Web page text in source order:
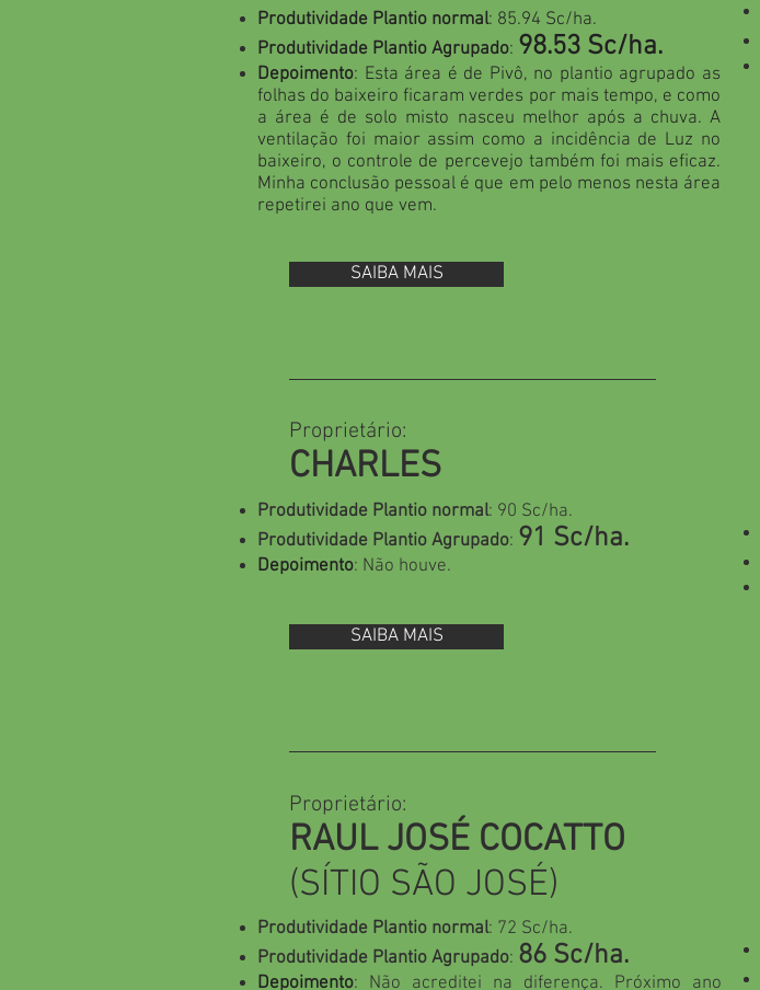
Produtividade Plantio normal: 85.94 Sc/ha.
Produtividade Plantio Agrupado: 98.53 Sc/ha.
Depoimento: Esta área é de Pivô, no plantio agrupado as
folhas do baixeiro ficaram verdes por mais tempo, e como
a área é de solo misto nasceu melhor após a chuva. A
ventilação foi maior assim como a incidência de Luz no
baixeiro, o controle de percevejo também foi mais eficaz.
Minha conclusão pessoal é que em pelo menos nesta área
repetirei ano que vem.
SAIBA MAIS
Proprietário:
CHARLES
Produtividade Plantio normal: 90 Sc/ha.
Produtividade Plantio Agrupado: 91 Sc/ha.
Depoimento: Não houve.
SAIBA MAIS
Proprietário:
RAUL JOSÉ COCATTO
(SÍTIO SÃO JOSÉ)
Produtividade Plantio normal: 72 Sc/ha.
Produtividade Plantio Agrupado: 86 Sc/ha.
Depoimento: Não acreditei na diferença. Próximo ano